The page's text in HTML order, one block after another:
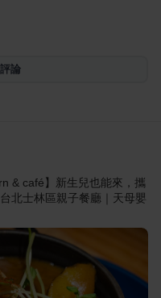
論
& café】新生兒也能來，攜
北士林區親子餐廳｜天母嬰